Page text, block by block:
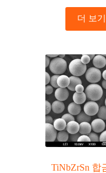
더 보기
TiNbZrSn 합